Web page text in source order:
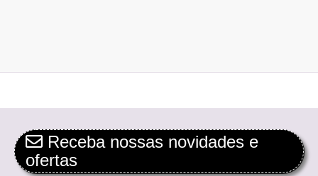
Receba nossas novidades e
ofertas